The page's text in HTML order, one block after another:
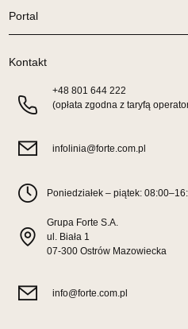
78-600 WAŁCZ
Nr tel.67-3873822
Godziny otwarcia
Pn-Pt: 10:00-18:00, Sb: 10:00-
Najniższa cena
SALON MEBLOWY TED
Portal
Kontakt
+48 801 644 222
(opłata zgodna z taryfą
infolinia@forte.com.pl
Poniedziałek – piątek:
Grupa Forte S.A.
ul. Biała 1
07-300 Ostrów Mazowiecka
info@forte.com.pl